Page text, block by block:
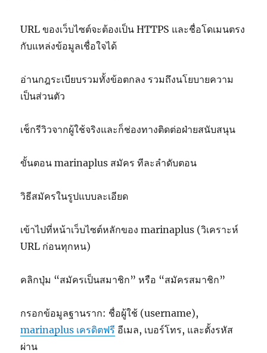
URL ของเว็บไซต์จะต้องเป็น HTTPS และชื่อโดเมนตรง
กับแหล่งข้อมูลเชื่อใจได้
อ่านกฎระเบียบรวมทั้งข้อตกลง รวมถึงนโยบายความ
เป็นส่วนตัว
เช็กรีวิวจากผู้ใช้จริงและก็ช่องทางติดต่อฝ่ายสนับสนุน
ขั้นตอน marinaplus สมัคร ทีละลำดับตอน
วิธีสมัครในรูปแบบละเอียด
เข้าไปที่หน้าเว็บไซต์หลักของ marinaplus (วิเคราะห์
URL ก่อนทุกหน)
คลิกปุ่ม “สมัครเป็นสมาชิก” หรือ “สมัครสมาชิก”
กรอกข้อมูลฐานราก: ชื่อผู้ใช้ (username),
marinaplus เครดิตฟรี อีเมล, เบอร์โทร, และตั้งรหัส
ผ่าน